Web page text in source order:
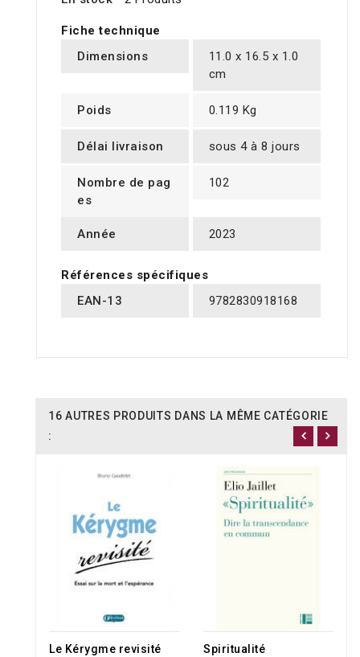
Fiche technique
Dimensions
11.0 x 16.5 x 1.0
cm
Poids 0.119 Kg
Délai livraison sous 4 à 8 jours
Nombre de pag
es
102
Année 2023
Références spécifiques
EAN-13
9782830918168
16 AUTRES PRODUITS DANS LA MÊME CATÉGORIE
:
Le Kérygme revisité RUPTURE DE STOCK
Spiritualité